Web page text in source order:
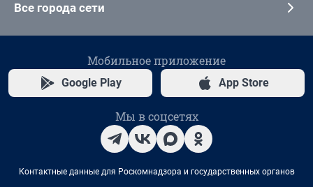
Все города сети
Мобильное приложение
Google Play App Store
Мы в соцсетях
Контактные данные для Роскомнадзора и государственных органов